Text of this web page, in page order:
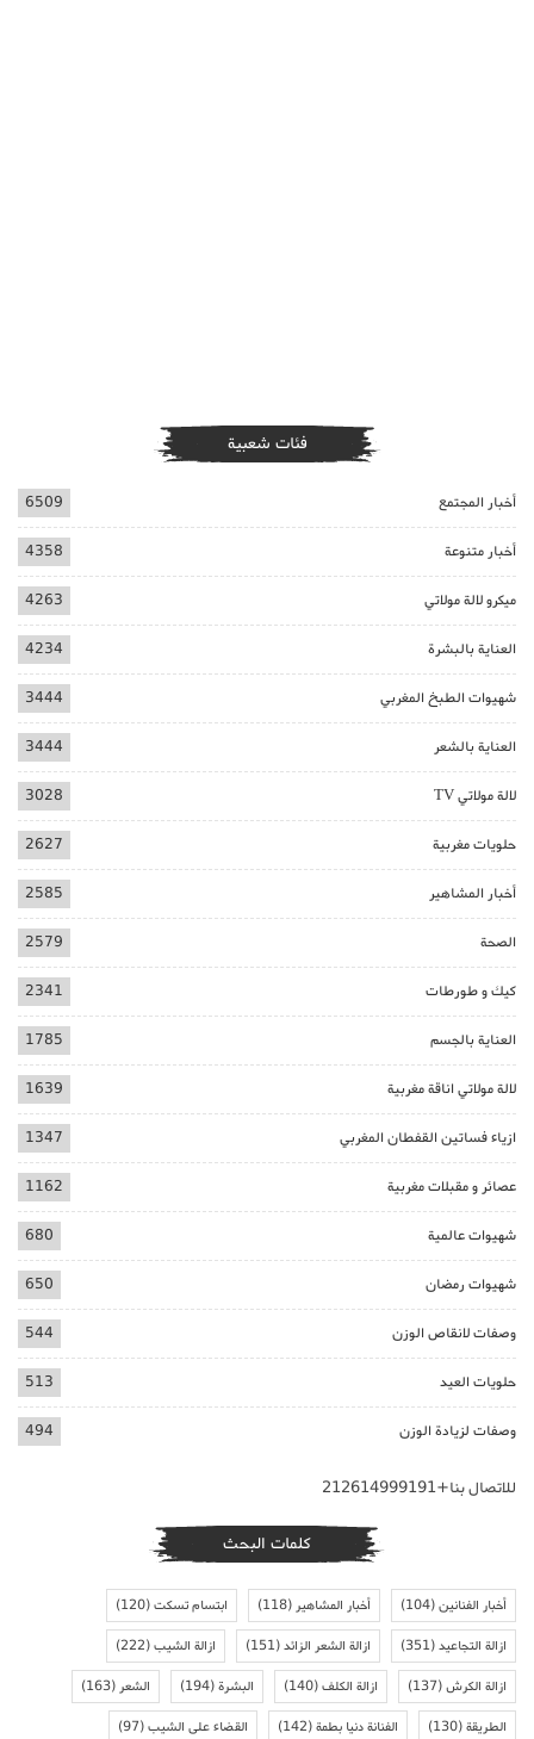
فئات شعبية
أخبار المجتمع 6509
أخبار متنوعة 4358
ميكرو لالة مولاتي 4263
العناية بالبشرة 4234
شهيوات الطبخ المغربي 3444
العناية بالشعر 3444
لالة مولاتي TV 3028
حلويات مغربية 2627
أخبار المشاهير 2585
الصحة 2579
كيك و طورطات 2341
العناية بالجسم 1785
لالة مولاتي اناقة مغربية 1639
ازياء فساتين القفطان المغربي 1347
عصائر و مقبلات مغربية 1162
شهيوات عالمية 680
شهيوات رمضان 650
وصفات لانقاص الوزن 544
حلويات العيد 513
وصفات لزيادة الوزن 494
للاتصال بنا+212614999191
كلمات البحث
أخبار الفنانين(104) أخبار المشاهير(118) ابتسام تسكت(120)
ازالة التجاعيد(351) ازالة الشعر الزائد(151) ازالة الشيب(222)
ازالة الكرش(137) ازالة الكلف(140) البشرة(194) الشعر(163)
الطريقة(130) الفنانة دنيا بطمة(142) القضاء على الشيب(97)